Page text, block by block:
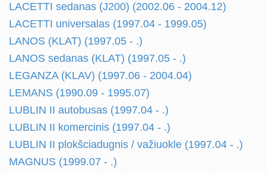
LACETTI sedanas (J200) (2002.06 - 2004.12)
LACETTI universalas (1997.04 - 1999.05)
LANOS (KLAT) (1997.05 - .)
LANOS sedanas (KLAT) (1997.05 - .)
LEGANZA (KLAV) (1997.06 - 2004.04)
LEMANS (1990.09 - 1995.07)
LUBLIN II autobusas (1997.04 - .)
LUBLIN II komercinis (1997.04 - .)
LUBLIN II plokšciadugnis / važiuokle (1997.04 - .)
MAGNUS (1999.07 - .)